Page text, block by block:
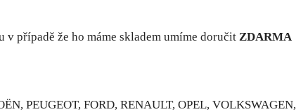
případě že ho máme skladem umíme doručit ZDARMA
PEUGEOT, FORD, RENAULT, OPEL, VOLKSWAGEN,